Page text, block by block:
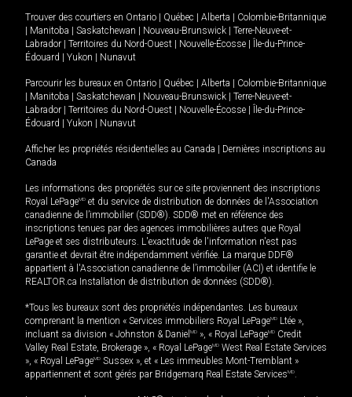
Trouver des courtiers en Ontario Québec Alberta
Colombie-Britannique
Manitoba Saskatchewan Nouveau-Brunswick
Terre-Neuve-et-
Labrador
Territoires du Nord-Ouest Nouvelle-Écosse
Île-du-Prince-
Édouard
Yukon Nunavut
Parcourir les bureaux en Ontario Québec Alberta
Colombie-Britannique
Manitoba Saskatchewan Nouveau-Brunswick
Terre-Neuve-et-
Labrador
Territoires du Nord-Ouest Nouvelle-Écosse
Île-du-Prince-
Édouard
Yukon Nunavut
Afficher les propriétés résidentielles au Canada
Dernières inscriptions au
Canada
Les informations des propriétés sur ce site proviennent des inscriptions
Royal LePageMD et du service de distribution de données de l'Association
canadienne de l’immobilier (SDD®). SDD® met en référence des
inscriptions tenues par des agences immobilières autres que Royal
LePage et ses distributeurs. L'exactitude de l'information n'est pas
garantie et devrait être indépendamment vérifiée. La marque DDF®
appartient à l'Association canadienne de l’immobilier (ACI) et identifie le
REALTOR.ca Installation de distribution de données (SDD®).
*Tous les bureaux sont des propriétés indépendantes. Les bureaux
comprenant la mention « Services immobiliers Royal LePageMD Ltée »,
incluant sa division « Johnston & Daniel MD », « Royal LePageMD Credit
Valley Real Estate, Brokerage », « Royal LePageMD West Real Estate Services
», « Royal LePageMD Sussex », et « Les immeubles Mont-Tremblant »
appartiennent et sont gérés par Bridgemarq Real Estate ServicesMD.